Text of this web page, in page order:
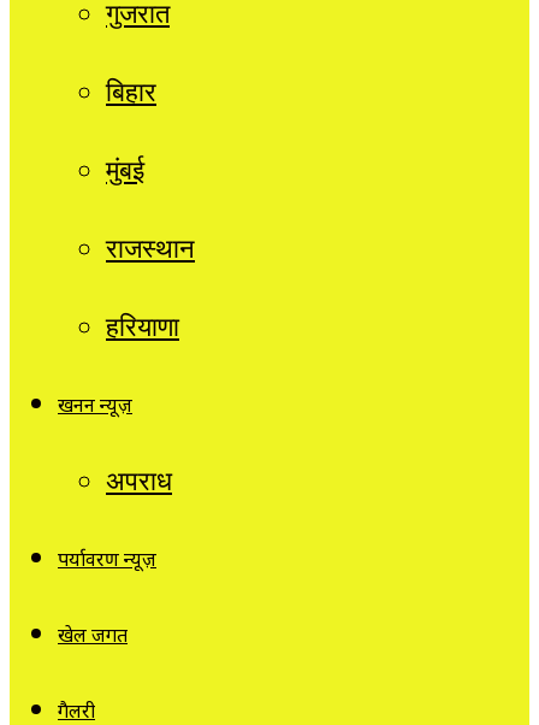
गुजरात
बिहार
मुंबई
राजस्थान
हरियाणा
खनन न्यूज़
अपराध
पर्यावरण न्यूज़
खेल जगत
गैलरी